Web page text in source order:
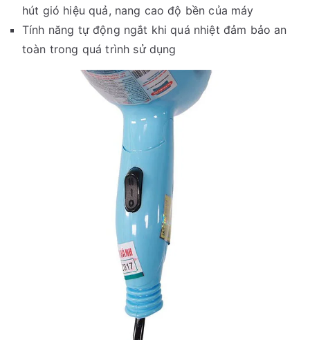
hút gió hiệu quả, nang cao độ bền của máy
Tính năng tự động ngắt khi quá nhiệt đảm bảo an
toàn trong quá trình sử dụng